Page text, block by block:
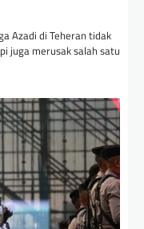
Azadi di Teheran tidak
juga merusak salah satu